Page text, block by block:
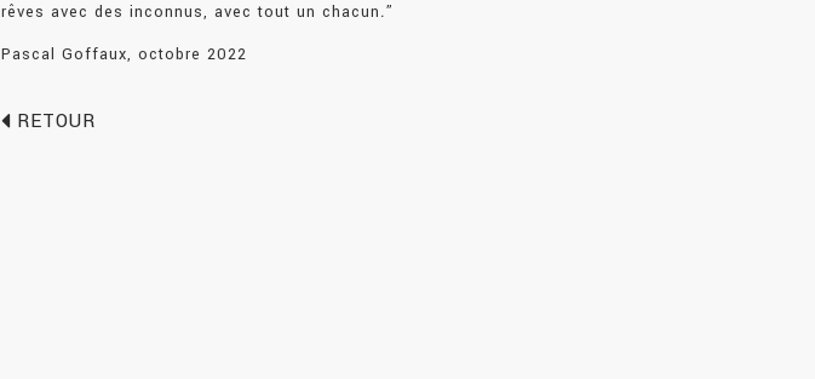
rêves avec des inconnus, avec tout un chacun.”
Pascal Goffaux, octobre 2022
RETOUR